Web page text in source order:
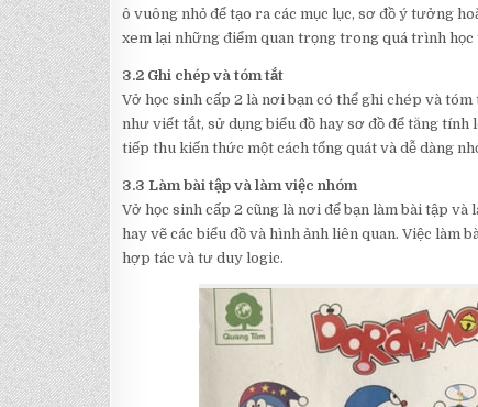
ô vuông nhỏ để tạo ra các mục lục, sơ đồ ý tưởng
xem lại những điểm quan trọng trong quá trình học
3.2 Ghi chép và tóm tắt
Vở học sinh cấp 2 là nơi bạn có thể ghi chép và
như viết tắt, sử dụng biểu đồ hay sơ đồ để tăng
tiếp thu kiến thức một cách tổng quát và dễ dàng
3.3 Làm bài tập và làm việc nhóm
Vở học sinh cấp 2 cũng là nơi để bạn làm bài tập
hay vẽ các biểu đồ và hình ảnh liên quan. Việc
hợp tác và tư duy logic.